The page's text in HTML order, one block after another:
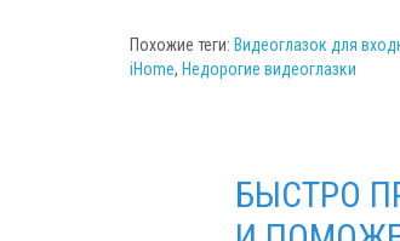
Похожие теги: Видеоглазок для
iHome, Недорогие видеоглазки
БЫСТРО